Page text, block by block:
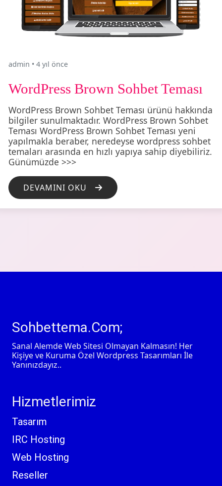
admin • 4 yıl önce
WordPress Brown Sohbet Teması
WordPress Brown Sohbet Teması ürünü hakkında
bilgiler sunulmaktadır. WordPress Brown Sohbet
Teması WordPress Brown Sohbet Teması yeni
yapılmakla beraber, neredeyse wordpress sohbet
temaları arasında en hızlı yapıya sahip diyebiliriz.
Günümüzde >>>
DEVAMINI OKU
Sohbettema.Com;
Sanal Alemde Web Sitesi Olmayan Kalmasın! Her
Kişiye ve Kuruma Özel Wordpress Tasarımları İle
Yanınızdayız..
Hizmetlerimiz
Tasarım
IRC Hosting
Web Hosting
Reseller